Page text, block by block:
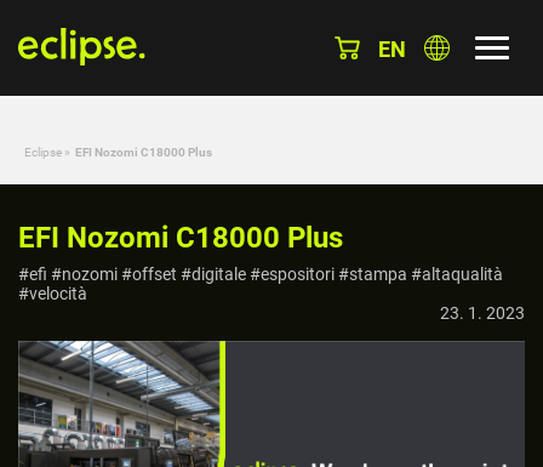
EN
Eclipse » EFI Nozomi C18000 Plus
EFI Nozomi C18000 Plus
#efi #nozomi #offset #digitale #espositori #stampa #altaqualità
#velocità
23. 1. 2023